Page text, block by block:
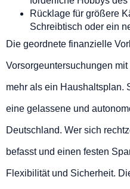
Rücklage für größere
Schreibtisch oder ein
Die geordnete finanzielle
Vorsorgeuntersuchungen
mehr als ein Haushaltsplan.
eine gelassene und
Deutschland. Wer sich
befasst und einen festen
Flexibilität und Sicherheit.